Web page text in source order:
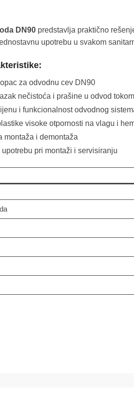
DN90predstavlja praktično
upotrebu u svakom
za odvodnu cev DN90
nečistoća i prašine u odvod
i funkcionalnost odvodnog
visoke otpornosti na vlagu i
montaža i demontaža
upotrebu pri montaži i servisiranju